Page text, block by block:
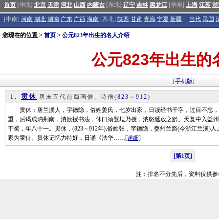
首页 [华北] 北京 天津 河北 山西 内蒙古 [东北] 辽宁 吉林 黑龙江 [华东] 上海 江苏
[中南] 河南 湖北 湖南 广东 广西 海南 [西北] 陕西 甘肃 青海 宁夏 新疆 当代 民国
您现在的位置 > 首页 > 公元823年出生的名人介绍
公元823年出生的
[手机版]
1、 贯休 唐末五代前蜀画僧、诗僧(823 ～ 912)
贯休：唐兰溪人，字德隐，俗姓姜氏，七岁出家，日读经书千字，过目不忘
重，后谒成汭荆南，汭欲授书法，休曰须登坛乃授，汭怒遞放之黔。天复中入益
于蜀，年八十一。贯休，(823～912年),俗姓张，字德隐，婺州兰豁(今浙江兰溪)
家为童侍。贯休记忆力特好，日诵《法华……[详细]
[第1页]
注：排名不分先后，资料仅供